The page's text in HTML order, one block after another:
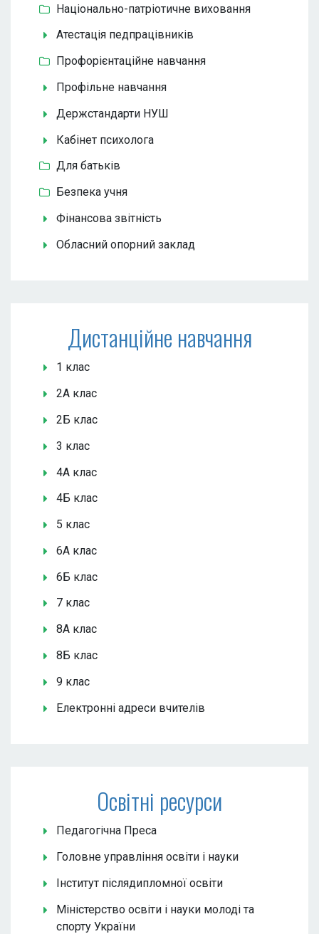
Національно-патріотичне виховання
Атестація педпрацівників
Профорієнтаційне навчання
Профільне навчання
Держстандарти НУШ
Кабінет психолога
Для батьків
Безпека учня
Фінансова звітність
Обласний опорний заклад
Дистанційне навчання
1 клас
2А клас
2Б клас
3 клас
4А клас
4Б клас
5 клас
6А клас
6Б клас
7 клас
8А клас
8Б клас
9 клас
Електронні адреси вчителів
Освітні ресурси
Педагогічна Преса
Головне управління освіти і науки
Інститут післядипломної освіти
Міністерство освіти і науки молоді та
спорту України